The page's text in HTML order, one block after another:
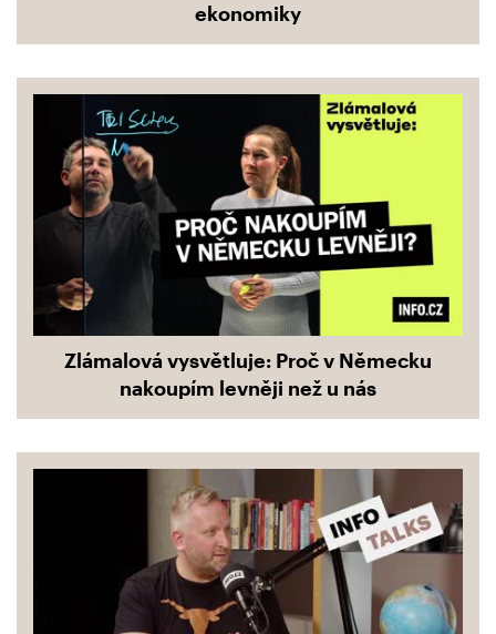
ekonomiky
Zlámalová vysvětluje: Proč v Německu
nakoupím levněji než u nás